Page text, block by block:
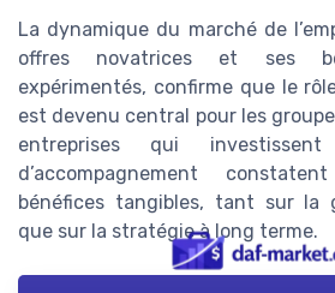
La dynamique du marché de
offres novatrices et ses
expérimentés, confirme que le
est devenu central pour les
entreprises qui
d’accompagnement
bénéfices tangibles, tant sur la
que sur la stratégie à long terme.